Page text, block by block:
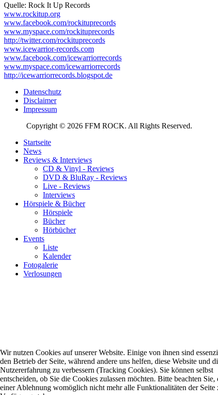
Quelle: Rock It Up Records
www.rockitup.org
www.facebook.com/rockituprecords
www.myspace.com/rockituprecords
http://twitter.com/rockituprecords
www.icewarrior-records.com
www.facebook.com/icewarriorrecords
www.myspace.com/icewarriorrecords
http://icewarriorrecords.blogspot.de
Datenschutz
Disclaimer
Impressum
Copyright © 2026 FFM ROCK. All Rights Reserved.
Startseite
News
Reviews & Interviews
CD & Vinyl - Reviews
DVD & BluRay - Reviews
Live - Reviews
Interviews
Hörspiele & Bücher
Hörspiele
Bücher
Hörbücher
Events
Liste
Kalender
Fotogalerie
Verlosungen
Wir nutzen Cookies auf unserer Website. Einige von ihnen sind
den Betrieb der Seite, während andere uns helfen, diese Website und
Nutzererfahrung zu verbessern (Tracking Cookies). Sie können selbst
entscheiden, ob Sie die Cookies zulassen möchten. Bitte beachten Sie,
einer Ablehnung womöglich nicht mehr alle Funktionalitäten der Seite